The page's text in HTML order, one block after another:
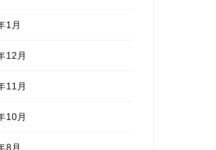
1月
12月
11月
10月
8月